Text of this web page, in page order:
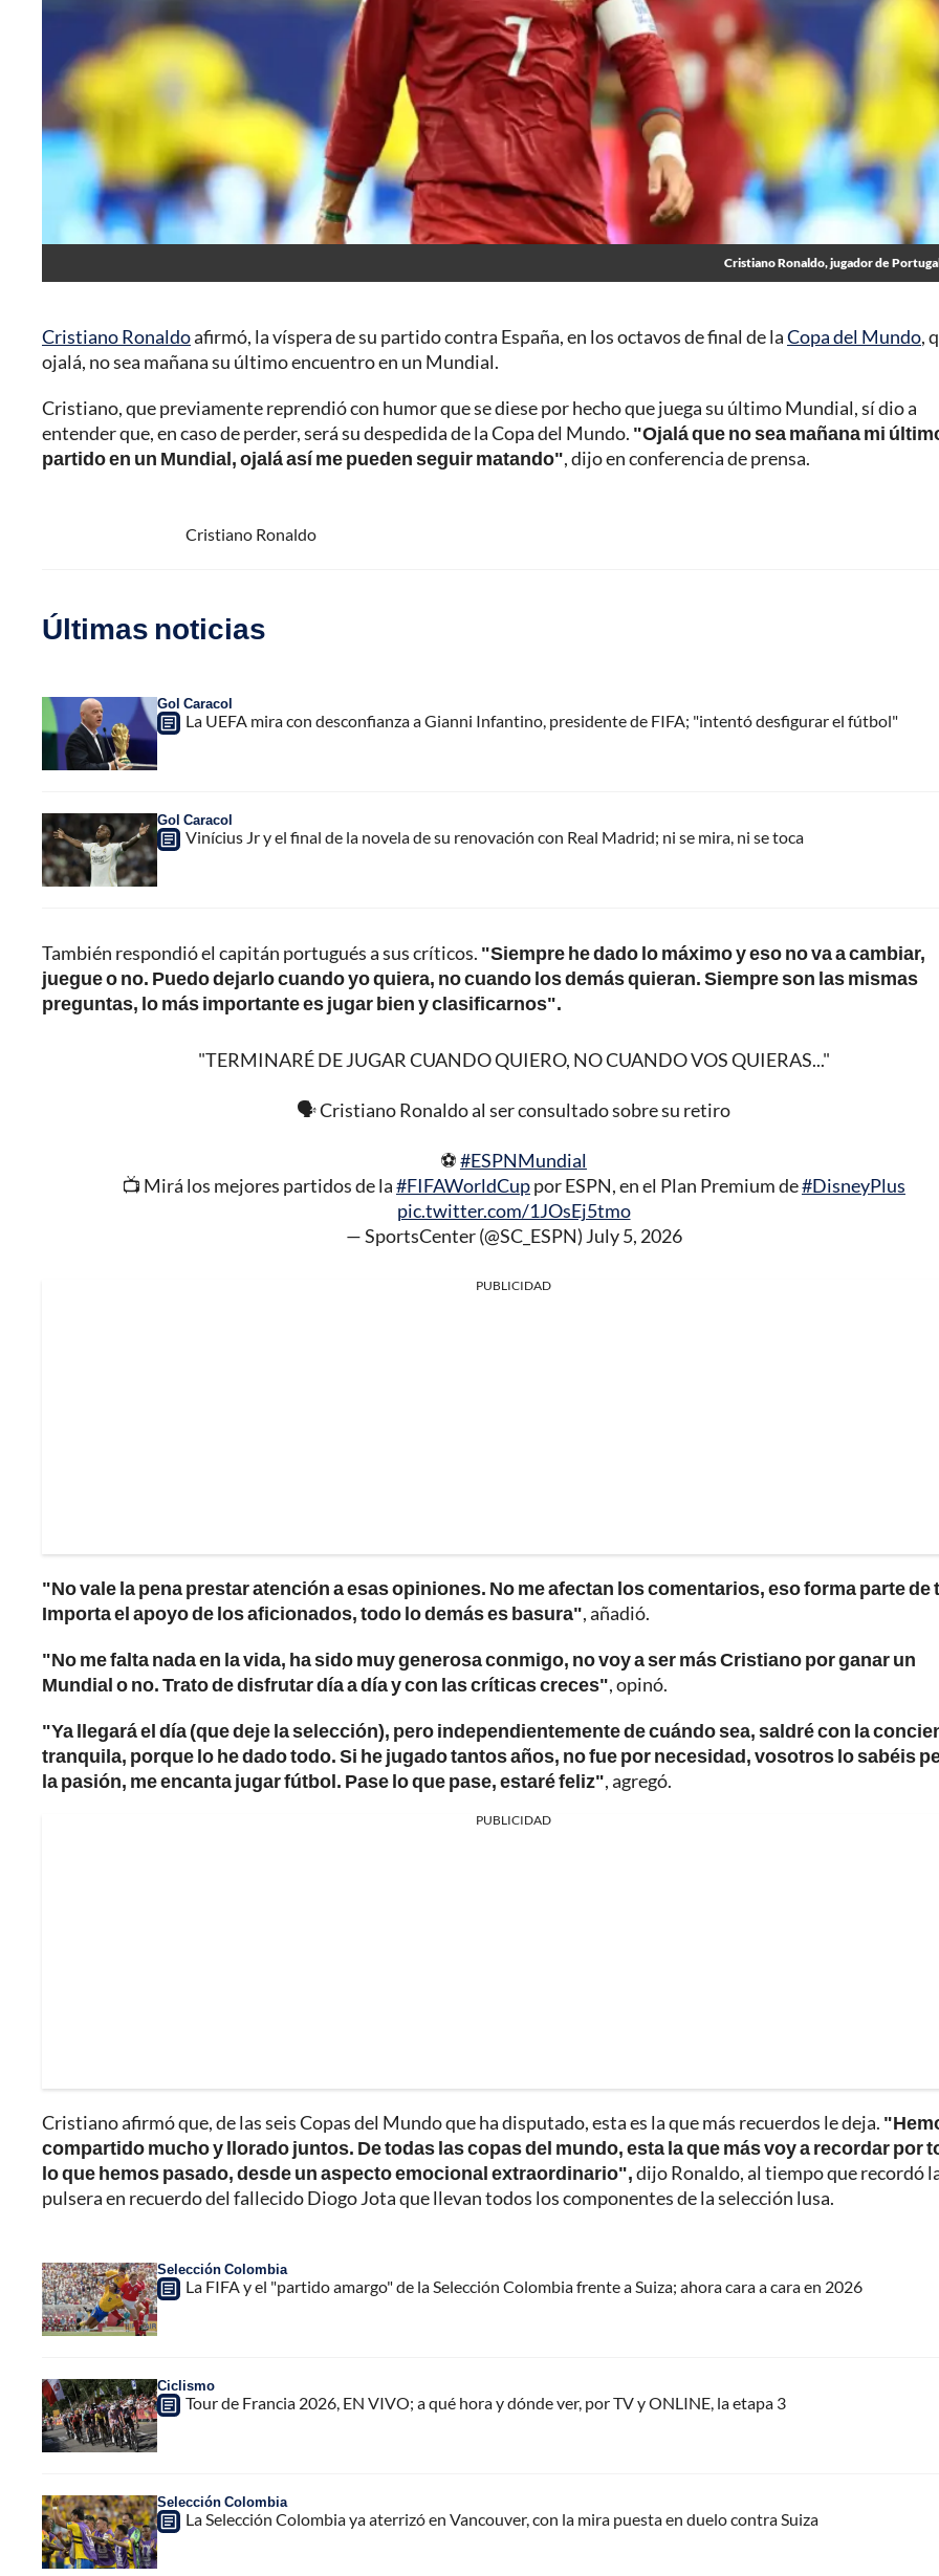
Cristiano Ronaldo, jugador de
Cristiano Ronaldoafirmó, la víspera de su partido contra España, en los octavos de final de laCopa del Mundo,
ojalá, no sea mañana su último encuentro en un Mundial.
Cristiano, que previamente reprendió con humor que se diese por hecho que juega su último Mundial, sí dio a
entender que, en caso de perder, será su despedida de la Copa del Mundo. "Ojalá que no sea mañana mi
partido en un Mundial, ojalá así me pueden seguir matando", dijo en conferencia de prensa.
Cristiano Ronaldo
Últimas noticias
Gol Caracol
La UEFA mira con desconfianza a Gianni Infantino, presidente de FIFA; "intentó desfigurar el fútbol"
Gol Caracol
Vinícius Jr y el final de la novela de su renovación con Real Madrid; ni se mira, ni se toca
También respondió el capitán portugués a sus críticos. "Siempre he dado lo máximo y eso no va a cambiar,
juegue o no. Puedo dejarlo cuando yo quiera, no cuando los demás quieran. Siempre son las mismas
preguntas, lo más importante es jugar bien y clasificarnos".
"TERMINARÉ DE JUGAR CUANDO QUIERO, NO CUANDO VOS QUIERAS..."
🗣️ Cristiano Ronaldo al ser consultado sobre su retiro
⚽#ESPNMundial
📺 Mirá los mejores partidos de la#FIFAWorldCuppor ESPN, en el Plan Premium de#DisneyPlus
pic.twitter.com/1JOsEj5tmo
— SportsCenter (@SC_ESPN) July 5, 2026
PUBLICIDAD
"No vale la pena prestar atención a esas opiniones. No me afectan los comentarios, eso forma parte de
Importa el apoyo de los aficionados, todo lo demás es basura", añadió.
"No me falta nada en la vida, ha sido muy generosa conmigo, no voy a ser más Cristiano por ganar un
Mundial o no. Trato de disfrutar día a día y con las críticas creces", opinó.
"Ya llegará el día (que deje la selección), pero independientemente de cuándo sea, saldré con la
tranquila, porque lo he dado todo. Si he jugado tantos años, no fue por necesidad, vosotros lo sabéis
la pasión, me encanta jugar fútbol. Pase lo que pase, estaré feliz", agregó.
PUBLICIDAD
Cristiano afirmó que, de las seis Copas del Mundo que ha disputado, esta es la que más recuerdos le deja.
compartido mucho y llorado juntos. De todas las copas del mundo, esta la que más voy a recordar por
lo que hemos pasado, desde un aspecto emocional extraordinario",dijo Ronaldo, al tiempo que recordó
pulsera en recuerdo del fallecido Diogo Jota que llevan todos los componentes de la selección lusa.
Selección Colombia
La FIFA y el "partido amargo" de la Selección Colombia frente a Suiza; ahora cara a cara en 2026
Ciclismo
Tour de Francia 2026, EN VIVO; a qué hora y dónde ver, por TV y ONLINE, la etapa 3
Selección Colombia
La Selección Colombia ya aterrizó en Vancouver, con la mira puesta en duelo contra Suiza